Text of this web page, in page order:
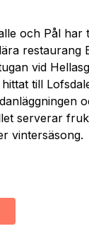
och Pål har
restaurang
vid
till
serverar
vintersäsong.